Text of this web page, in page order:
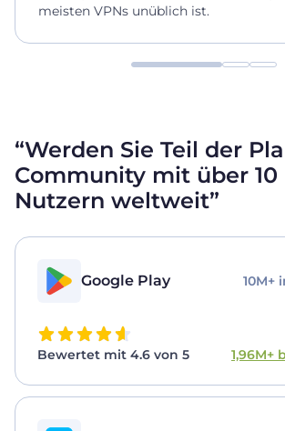
meisten VPNs unüblich ist.
“Werden Sie Teil der
Community mit über 10
Nutzern weltweit”
Google Play 10M+
Bewertet mit 4.6 von 5 1,96M+